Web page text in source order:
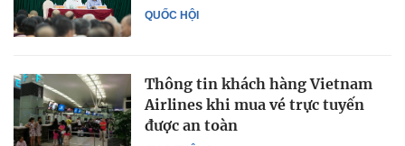
QUỐC HỘI
Thông tin khách hàng Vietnam
Airlines khi mua vé trực tuyến
được an toàn